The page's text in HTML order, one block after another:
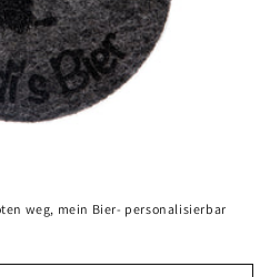
weg, mein Bier- personalisierbar